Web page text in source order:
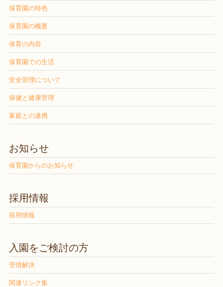
保育園の特色
保育園の概要
保育の内容
保育園での生活
安全管理について
保健と健康管理
家庭との連携
お知らせ
保育園からのお知らせ
採用情報
採用情報
入園をご検討の方
苦情解決
関連リンク集